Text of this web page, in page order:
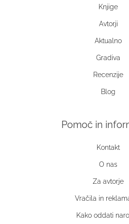
Knjige
Avtorji
Aktualno
Gradiva
Recenzije
Blog
Pomoč in
Kontakt
O nas
Za avtorje
Vračila in
Kako oddati